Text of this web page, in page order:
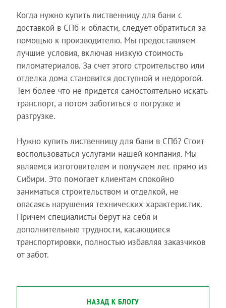
Когда нужно купить лиственницу для бани с
доставкой в СПб и области, следует обратиться за
помощью к производителю. Мы предоставляем
лучшие условия, включая низкую стоимость
пиломатериалов. За счет этого строительство или
отделка дома становится доступной и недорогой.
Тем более что не придется самостоятельно искать
транспорт, а потом заботиться о погрузке и
разгрузке.
Нужно купить лиственницу для бани в СПб? Стоит
воспользоваться услугами нашей компания. Мы
являемся изготовителем и получаем лес прямо из
Сибири. Это помогает клиентам спокойно
заниматься строительством и отделкой, не
опасаясь нарушения технических характеристик.
Причем специалисты берут на себя и
дополнительные трудности, касающиеся
транспортировки, полностью избавляя заказчиков
от забот.
НАЗАД К БЛОГУ